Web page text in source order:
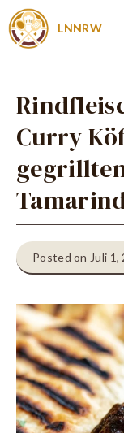
Zum
Inhalt
LNNRW
Curry
Posted on Juli 1,